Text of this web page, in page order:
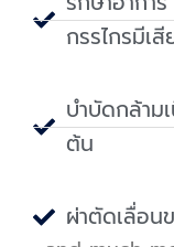
กรรไกรมีเ
บำบัดกล้าม
ต้น
ผ่าตัดเลื่อน